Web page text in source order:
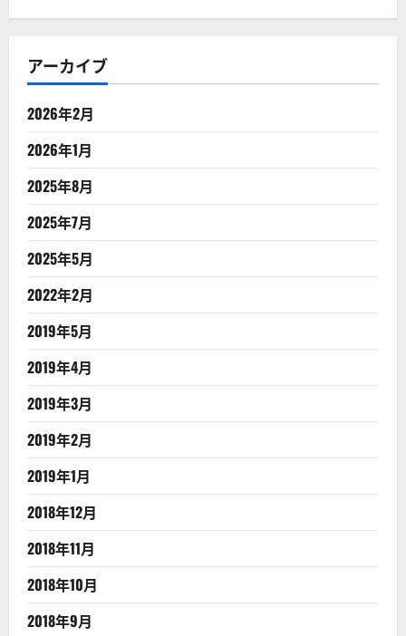
アーカイブ
2026年2月
2026年1月
2025年8月
2025年7月
2025年5月
2022年2月
2019年5月
2019年4月
2019年3月
2019年2月
2019年1月
2018年12月
2018年11月
2018年10月
2018年9月